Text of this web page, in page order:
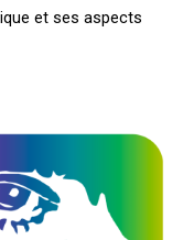
et ses aspects